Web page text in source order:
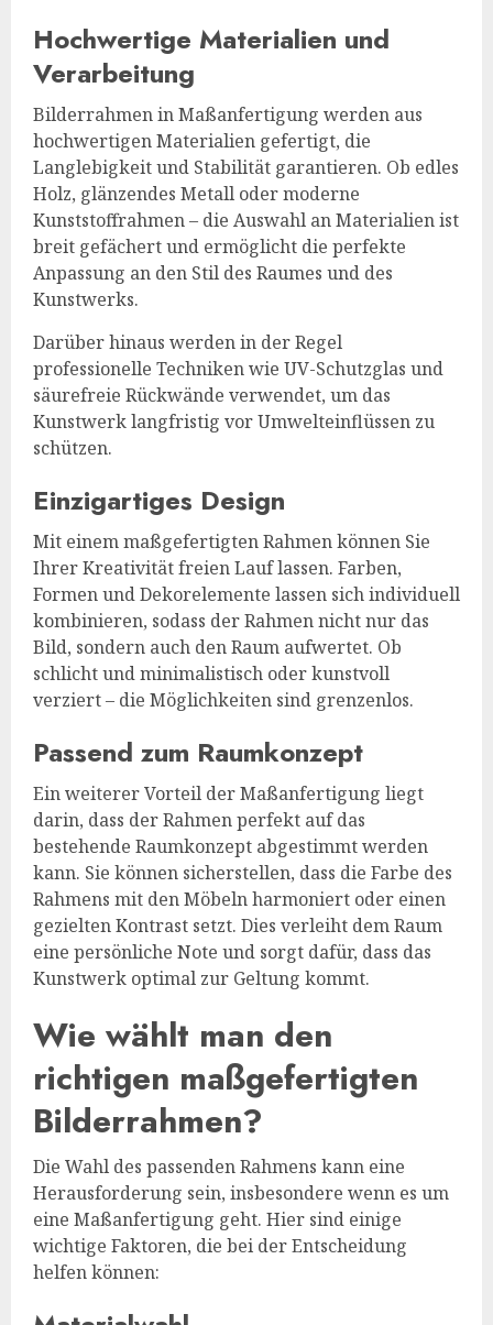
Hochwertige Materialien und
Verarbeitung
Bilderrahmen in Maßanfertigung werden aus
hochwertigen Materialien gefertigt, die
Langlebigkeit und Stabilität garantieren. Ob edles
Holz, glänzendes Metall oder moderne
Kunststoffrahmen – die Auswahl an Materialien ist
breit gefächert und ermöglicht die perfekte
Anpassung an den Stil des Raumes und des
Kunstwerks.
Darüber hinaus werden in der Regel
professionelle Techniken wie UV-Schutzglas und
säurefreie Rückwände verwendet, um das
Kunstwerk langfristig vor Umwelteinflüssen zu
schützen.
Einzigartiges Design
Mit einem maßgefertigten Rahmen können Sie
Ihrer Kreativität freien Lauf lassen. Farben,
Formen und Dekorelemente lassen sich individuell
kombinieren, sodass der Rahmen nicht nur das
Bild, sondern auch den Raum aufwertet. Ob
schlicht und minimalistisch oder kunstvoll
verziert – die Möglichkeiten sind grenzenlos.
Passend zum Raumkonzept
Ein weiterer Vorteil der Maßanfertigung liegt
darin, dass der Rahmen perfekt auf das
bestehende Raumkonzept abgestimmt werden
kann. Sie können sicherstellen, dass die Farbe des
Rahmens mit den Möbeln harmoniert oder einen
gezielten Kontrast setzt. Dies verleiht dem Raum
eine persönliche Note und sorgt dafür, dass das
Kunstwerk optimal zur Geltung kommt.
Wie wählt man den
richtigen maßgefertigten
Bilderrahmen?
Die Wahl des passenden Rahmens kann eine
Herausforderung sein, insbesondere wenn es um
eine Maßanfertigung geht. Hier sind einige
wichtige Faktoren, die bei der Entscheidung
helfen können: